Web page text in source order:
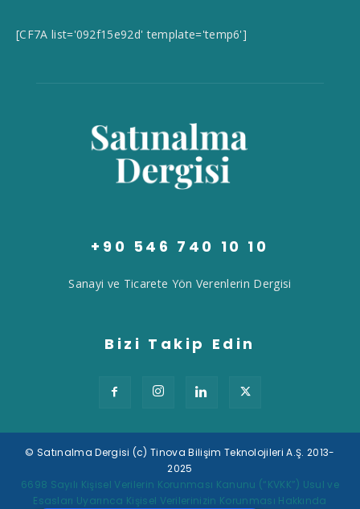
Tek Tıkla Ödeme Kolaylığı
[CF7A list='092f15e92d' template='temp6']
+90 546 740 10 10
Sanayi ve Ticarete Yön Verenlerin Dergisi
Bizi Takip Edin
© Satınalma Dergisi (c) Tinova Bilişim Teknolojileri A.Ş. 2013-
2025
6698 Sayılı Kişisel Verilerin Korunması Kanunu (“KVKK”) Usul ve
Esasları Uyarınca Kişisel Verilerinizin Korunması Hakkında